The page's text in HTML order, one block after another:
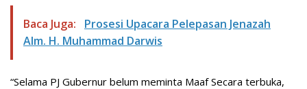
Baca Juga:
Prosesi Upacara Pelepasan Jenazah
Alm. H. Muhammad Darwis
“Selama PJ Gubernur belum meminta Maaf Secara terbuka,